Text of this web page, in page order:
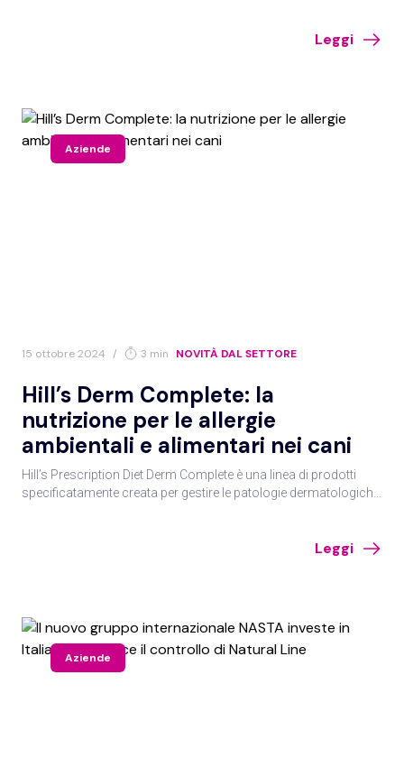
Leggi
Aziende
15 ottobre 2024 / 3 min NOVITÀ DAL SETTORE
Hill’s Derm Complete: la
nutrizione per le allergie
ambientali e alimentari nei cani
Hill’s Prescription Diet Derm Complete è una linea di prodotti
specificatamente creata per gestire le patologie dermatologiche
Leggi
Aziende